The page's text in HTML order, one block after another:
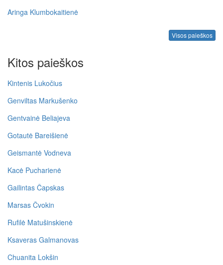
Aringa Klumbokaitienė
Visos paieškos
Kitos paieškos
Kintenis Lukočius
Genviltas Markušenko
Gentvainė Beliajeva
Gotautė Bareišienė
Geismantė Vodneva
Kacė Pucharienė
Gailintas Čapskas
Marsas Čvokin
Rufilė Matušinskienė
Ksaveras Galmanovas
Chuanita Lokšin